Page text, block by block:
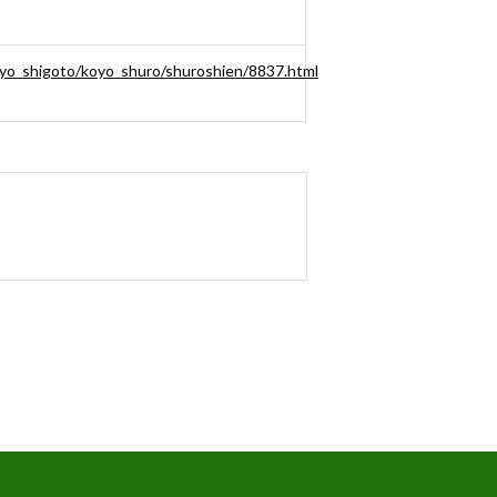
koyo_shuro/shuroshien/8837.html